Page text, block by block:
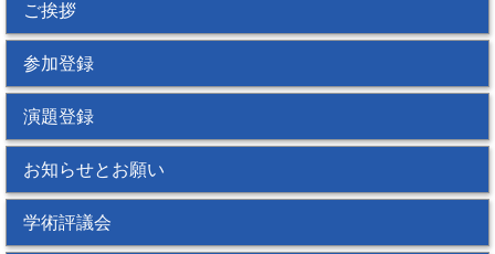
部会参加申込・参加費振込，新規入会など手続きができなくなりま
す。
【メンテナンス日時】
7月28日（土）12：00～17：00
＊作業の状況により終了時間が前後することがあります。
2018.07.06
サーバー移設に伴い，会員システムならびにクレジットカード決済
手続きが下記の期間休止となります。
ご挨拶
参加登録
演題登録
お知らせとお願い
学術評議会